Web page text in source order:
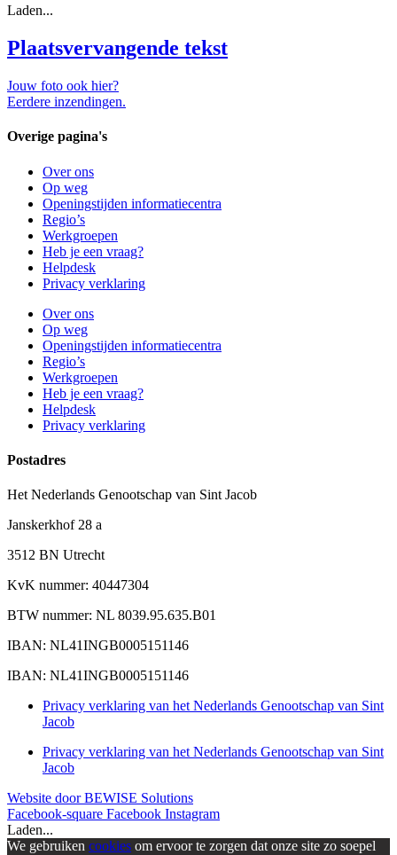
Laden...
Plaatsvervangende tekst
Jouw foto ook hier?
Eerdere inzendingen.
Overige pagina's
Over ons
Op weg
Openingstijden informatiecentra
Regio’s
Werkgroepen
Heb je een vraag?
Helpdesk
Privacy verklaring
Over ons
Op weg
Openingstijden informatiecentra
Regio’s
Werkgroepen
Heb je een vraag?
Helpdesk
Privacy verklaring
Postadres
Het Nederlands Genootschap van Sint Jacob
Janskerkhof 28 a
3512 BN Utrecht
KvK nummer: 40447304
BTW nummer: NL 8039.95.635.B01
IBAN: NL41INGB0005151146
IBAN: NL41INGB0005151146
Privacy verklaring van het Nederlands Genootschap van Sint
Jacob
Privacy verklaring van het Nederlands Genootschap van Sint
Jacob
Website door BEWISE Solutions
Facebook-square Facebook Instagram
Laden...
We gebruiken cookies om ervoor te zorgen dat onze site zo soepel